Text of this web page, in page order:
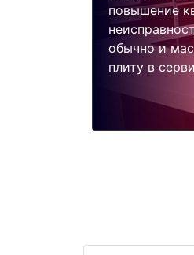
повышение
обычно и
плиту в